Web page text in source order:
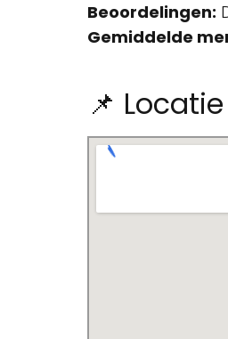
Beoordelingen:
Gemiddelde
📌